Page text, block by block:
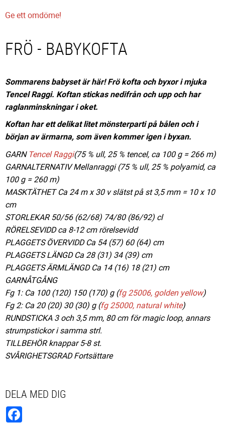
Ge ett omdöme!
FRÖ - BABYKOFTA
Sommarens babyset är här! Frö kofta och byxor i mjuka
Tencel Raggi. Koftan stickas nedifrån och upp och har
raglanminskningar i oket.
Koftan har ett delikat litet mönsterparti på bålen och i
början av ärmarna, som även kommer igen i byxan.
GARN Tencel Raggi(75 % ull, 25 % tencel, ca 100 g = 266 m)
GARNALTERNATIV Mellanraggi (75 % ull, 25 % polyamid, ca
100 g = 260 m)
MASKTÄTHET Ca 24 m x 30 v slätst på st 3,5 mm = 10 x 10
cm
STORLEKAR 50/56 (62/68) 74/80 (86/92) cl
RÖRELSEVIDD ca 8-12 cm rörelsevidd
PLAGGETS ÖVERVIDD Ca 54 (57) 60 (64) cm
PLAGGETS LÄNGD Ca 28 (31) 34 (39) cm
PLAGGETS ÄRMLÄNGD Ca 14 (16) 18 (21) cm
GARNÅTGÅNG
Fg 1: Ca 100 (120) 150 (170) g (fg 25006, golden yellow)
Fg 2: Ca 20 (20) 30 (30) g (fg 25000, natural white)
RUNDSTICKA 3 och 3,5 mm, 80 cm för magic loop, annars
strumpstickor i samma strl.
TILLBEHÖR knappar 5-8 st.
SVÅRIGHETSGRAD Fortsättare
DELA MED DIG